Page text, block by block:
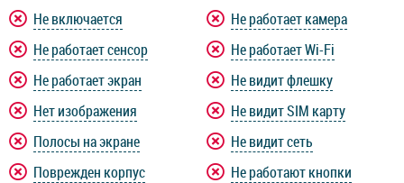
Не включается
Не работает сенсор
Не работает экран
Нет изображения
Полосы на экране
Поврежден корпус
Не работает камера
Не работает Wi-Fi
Не видит флешку
Не видит SIM карту
Не видит сеть
Не работают кнопки